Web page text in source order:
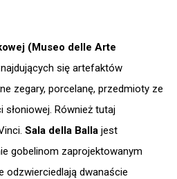
(Museo delle Arte
się artefaktów
zegary, porcelanę, przedmioty ze
słoniowej. Również tutaj
Sala della Balla jest
gobelinom zaprojektowanym
odzwierciedlają dwanaście